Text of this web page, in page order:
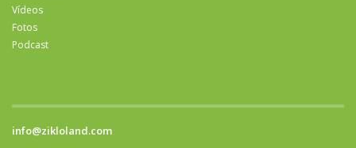
Vídeos
Fotos
Podcast
info@zikloland.com